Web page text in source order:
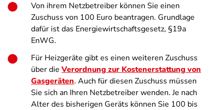
Von ihrem Netzbetreiber können Sie einen
Zuschuss von 100 Euro beantragen. Grundlage
dafür ist das Energiewirtschaftsgesetz, §19a
EnWG.
Für Heizgeräte gibt es einen weiteren Zuschuss
über die Verordnung zur Kostenerstattung von
Gasgeräten. Auch für diesen Zuschuss müssen
Sie sich an Ihren Netzbetreiber wenden. Je nach
Alter des bisherigen Geräts können Sie 100 bis